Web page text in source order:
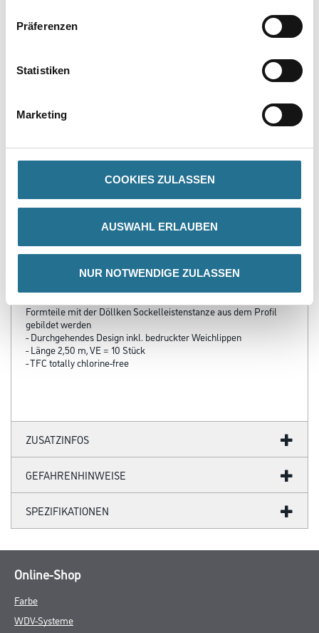
Präferenzen
Statistiken
Marketing
COOKIES ZULASSEN
AUSWAHL ERLAUBEN
NUR NOTWENDIGE ZULASSEN
WD Skelettpistole für
sehen
MPlus Kniekissen
Bitte einloggen, um Preise zu
sehen
Produkteigenschaft
- HDF Kern, ummantelt mit dem chlorfreien Polyblend auf Basis
Formteile mit der Döllken Sockelleistenstanze aus dem Profil
gebildet werden
- Durchgehendes Design inkl. bedruckter Weichlippen
- Länge 2,50 m, VE = 10 Stück
- TFC totally chlorine-free
ZUSATZINFOS
GEFAHRENHINWEISE
SPEZIFIKATIONEN
Online-Shop
Farbe
WDV-Systeme